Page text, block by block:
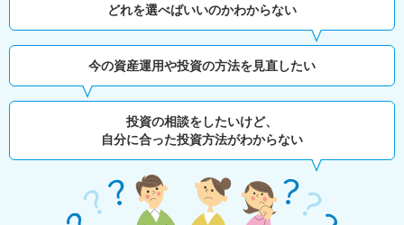
どれを選べばいいのかわからない
今の資産運用や投資の方法を見直したい
投資の相談をしたいけど、
自分に合った投資方法がわからない